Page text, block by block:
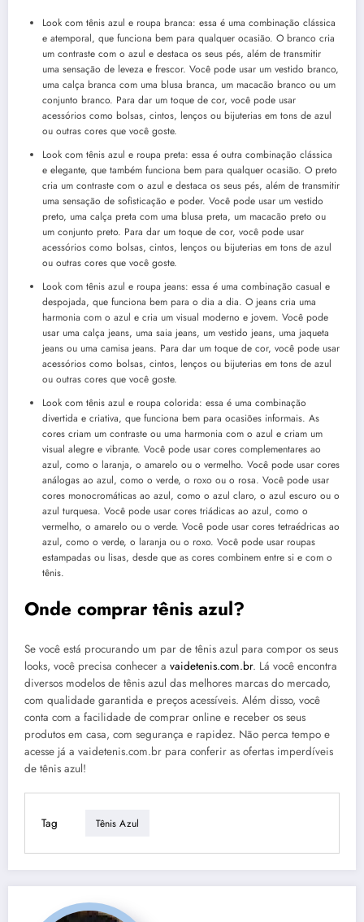
Look com tênis azul e roupa branca: essa é uma combinação clássica
e atemporal, que funciona bem para qualquer ocasião. O branco cria
um contraste com o azul e destaca os seus pés, além de transmitir
uma sensação de leveza e frescor. Você pode usar um vestido branco,
uma calça branca com uma blusa branca, um macacão branco ou um
conjunto branco. Para dar um toque de cor, você pode usar
acessórios como bolsas, cintos, lenços ou bijuterias em tons de azul
ou outras cores que você goste.
Look com tênis azul e roupa preta: essa é outra combinação clássica
e elegante, que também funciona bem para qualquer ocasião. O preto
cria um contraste com o azul e destaca os seus pés, além de transmitir
uma sensação de sofisticação e poder. Você pode usar um vestido
preto, uma calça preta com uma blusa preta, um macacão preto ou
um conjunto preto. Para dar um toque de cor, você pode usar
acessórios como bolsas, cintos, lenços ou bijuterias em tons de azul
ou outras cores que você goste.
Look com tênis azul e roupa jeans: essa é uma combinação casual e
despojada, que funciona bem para o dia a dia. O jeans cria uma
harmonia com o azul e cria um visual moderno e jovem. Você pode
usar uma calça jeans, uma saia jeans, um vestido jeans, uma jaqueta
jeans ou uma camisa jeans. Para dar um toque de cor, você pode usar
acessórios como bolsas, cintos, lenços ou bijuterias em tons de azul
ou outras cores que você goste.
Look com tênis azul e roupa colorida: essa é uma combinação
divertida e criativa, que funciona bem para ocasiões informais. As
cores criam um contraste ou uma harmonia com o azul e criam um
visual alegre e vibrante. Você pode usar cores complementares ao
azul, como o laranja, o amarelo ou o vermelho. Você pode usar cores
análogas ao azul, como o verde, o roxo ou o rosa. Você pode usar
cores monocromáticas ao azul, como o azul claro, o azul escuro ou o
azul turquesa. Você pode usar cores triádicas ao azul, como o
vermelho, o amarelo ou o verde. Você pode usar cores tetraédricas ao
azul, como o verde, o laranja ou o roxo. Você pode usar roupas
estampadas ou lisas, desde que as cores combinem entre si e com o
tênis.
Onde comprar tênis azul?
Se você está procurando um par de tênis azul para compor os seus
looks, você precisa conhecer a vaidetenis.com.br. Lá você encontra
diversos modelos de tênis azul das melhores marcas do mercado,
com qualidade garantida e preços acessíveis. Além disso, você
conta com a facilidade de comprar online e receber os seus
produtos em casa, com segurança e rapidez. Não perca tempo e
acesse já a vaidetenis.com.br para conferir as ofertas imperdíveis
de tênis azul!
Tag Tênis Azul